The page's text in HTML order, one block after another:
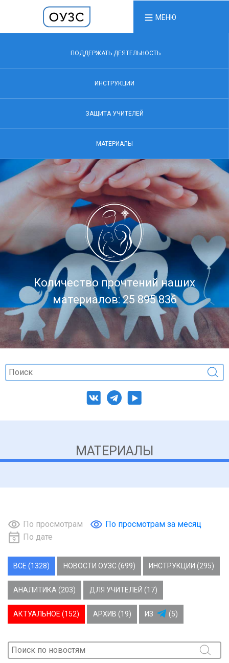
МЕНЮ
ПОДДЕРЖАТЬ ДЕЯТЕЛЬНОСТЬ
ИНСТРУКЦИИ
ЗАЩИТА УЧИТЕЛЕЙ
МАТЕРИАЛЫ
Количество прочтений наших
материалов: 25 895 836
МАТЕРИАЛЫ
По просмотрам
По просмотрам за месяц
По дате
ВСЕ (1328) НОВОСТИ ОУЗС (699) ИНСТРУКЦИИ (295)
АНАЛИТИКА (203) ДЛЯ УЧИТЕЛЕЙ (17)
АКТУАЛЬНОЕ (152) АРХИВ (19) ИЗ (5)